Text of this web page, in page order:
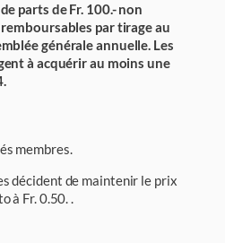
parts de Fr. 100.- non
par tirage au
générale annuelle. Les
à acquérir au moins une
membres.
décident de maintenir le prix
à Fr. 0.50. .